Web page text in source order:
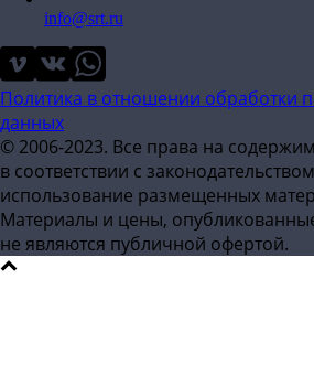
info@srt.ru
Политика в отношении обработки
данных
© 2006-2023. Все права на
в соответствии с
использование размещенных
Материалы и цены,
не являются публичной офертой.